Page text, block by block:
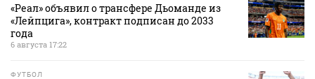
«Реал» объявил о трансфере Дьоманде из
«Лейпцига», контракт подписан до 2033
года
6 августа 17:22
ФУТБОЛ